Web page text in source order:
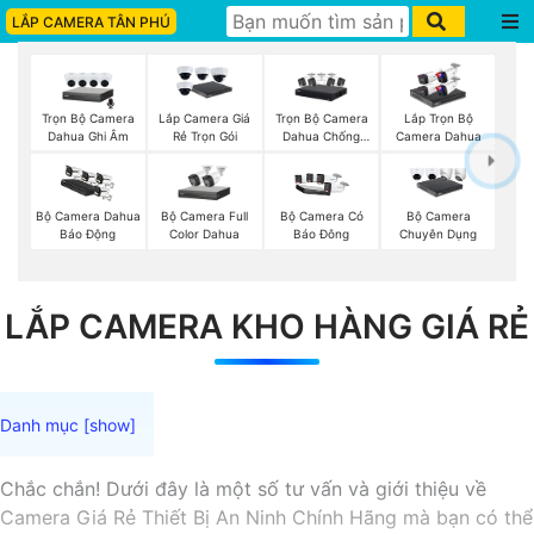
LẮP CAMERA TÂN PHÚ
Trọn Bộ Camera
Dahua Ghi Âm
Lắp Camera Giá
Rẻ Trọn Gói
Trọn Bộ Camera
Dahua Chống
Lắp Trọn Bộ
Camera Dahua
Bộ Camera Dahua
Báo Động
Bộ Camera Full
Color Dahua
Bộ Camera Có
Báo Đông
Bộ Camera
Chuyên Dụng
LẮP CAMERA KHO HÀNG GIÁ RẺ
Chắc chắn! Dưới đây là một số tư vấn và giới thiệu về
Camera Giá Rẻ Thiết Bị An Ninh Chính Hãng mà bạn có thể